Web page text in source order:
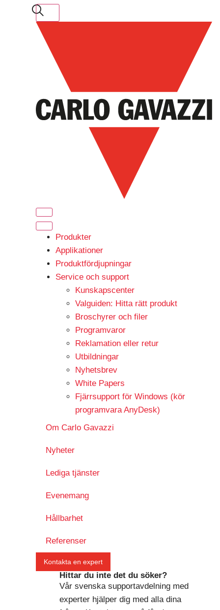
Produkter
Applikationer
Produktfördjupningar
Service och support
Kunskapscenter
Valguiden: Hitta rätt produkt
Broschyrer och filer
Programvaror
Reklamation eller retur
Utbildningar
Nyhetsbrev
White Papers
Fjärrsupport för Windows (kör
programvara AnyDesk)
Om Carlo Gavazzi
Nyheter
Lediga tjänster
Evenemang
Hållbarhet
Referenser
Kontakta en expert
Hittar du inte det du söker?
Vår svenska supportavdelning med
experter hjälper dig med alla dina